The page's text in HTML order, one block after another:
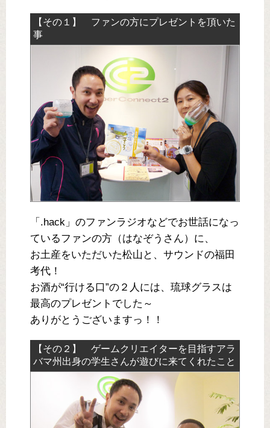
【その１】 ファンの方にプレゼントを頂いた
事
「.hack」のファンラジオなどでお世話になっ
ているファンの方（はなぞうさん）に、
お土産をいただいた松山と、サウンドの福田
考代！
お酒が“行ける口”の２人には、琉球グラスは
最高のプレゼントでした～
ありがとうございますっ！！
【その２】 ゲームクリエイターを目指すアラ
バマ州出身の学生さんが遊びに来てくれたこと